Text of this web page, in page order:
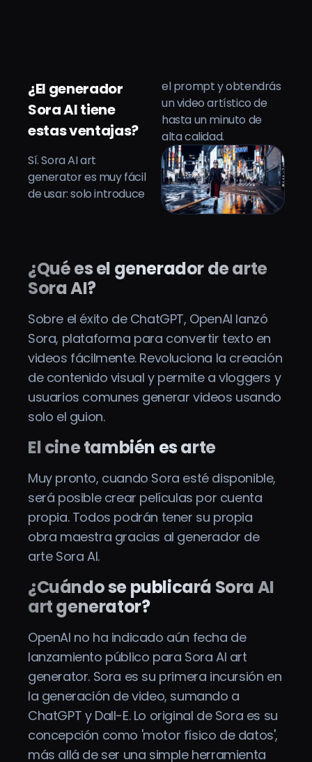
¿El generador
Sora AI tiene
estas ventajas?
Sí. Sora AI art
generator es muy fácil
de usar: solo introduce
el prompt y obtendrás
un video artístico de
hasta un minuto de
alta calidad.
¿Qué es el generador de arte
Sora AI?
Sobre el éxito de ChatGPT, OpenAI lanzó
Sora, plataforma para convertir texto en
videos fácilmente. Revoluciona la creación
de contenido visual y permite a vloggers y
usuarios comunes generar videos usando
solo el guion.
El cine también es arte
Muy pronto, cuando Sora esté disponible,
será posible crear películas por cuenta
propia. Todos podrán tener su propia
obra maestra gracias al generador de
arte Sora AI.
¿Cuándo se publicará Sora AI
art generator?
OpenAI no ha indicado aún fecha de
lanzamiento público para Sora AI art
generator. Sora es su primera incursión en
la generación de video, sumando a
ChatGPT y Dall-E. Lo original de Sora es su
concepción como 'motor físico de datos',
más allá de ser una simple herramienta